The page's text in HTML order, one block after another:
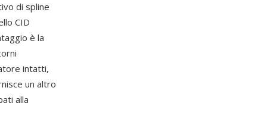
di spline
CID
è la
intatti,
un altro
alla